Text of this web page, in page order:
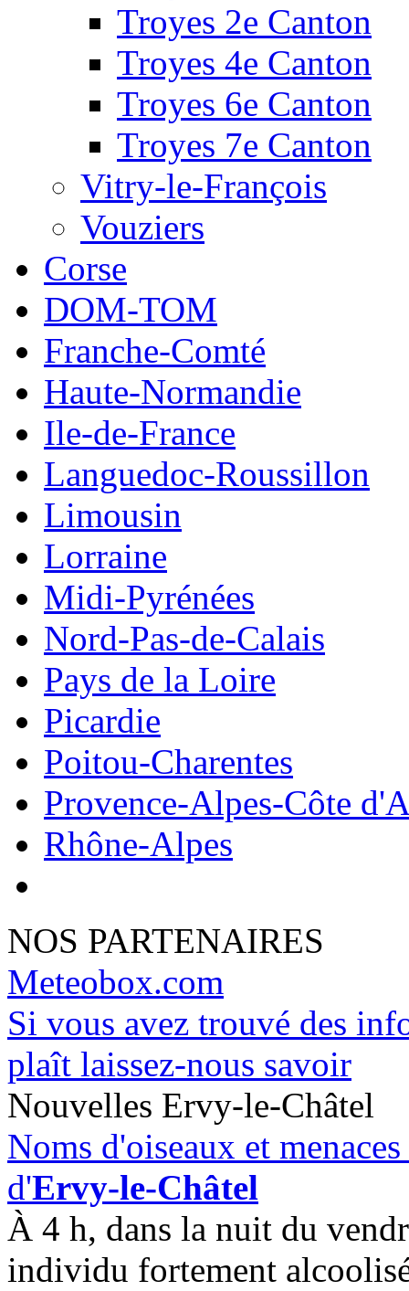
Troyes 2e Canton
Troyes 4e Canton
Troyes 6e Canton
Troyes 7e Canton
Vitry-le-François
Vouziers
Corse
DOM-TOM
Franche-Comté
Haute-Normandie
Ile-de-France
Languedoc-Roussillon
Limousin
Lorraine
Midi-Pyrénées
Nord-Pas-de-Calais
Pays de la Loire
Picardie
Poitou-Charentes
Provence-Alpes-Côte
Rhône-Alpes
NOS PARTENAIRES
Meteobox.com
Si vous avez trouvé des
plaît laissez-nous savoir
Nouvelles Ervy-le-Châtel
Noms d'oiseaux et
d'Ervy-le-Châtel
À 4 h, dans la nuit du
individu fortement